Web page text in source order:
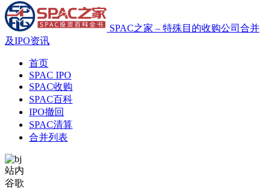
SPAC之家 – 特殊目的收购公司合并
及IPO资讯
首页
SPAC IPO
SPAC收购
SPAC百科
IPO撤回
SPAC清算
合并列表
站内
谷歌